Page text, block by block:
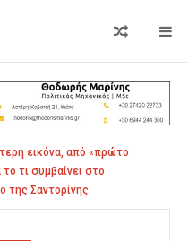
εικόνα, από «πρώτο
το τι συμβαίνει στο
της Σαντορίνης.